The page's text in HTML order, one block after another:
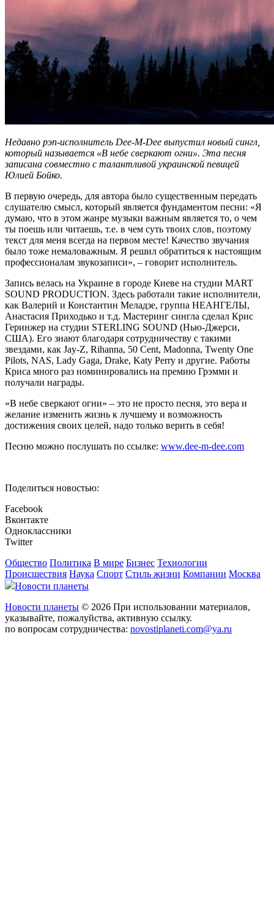
Недавно рэп-исполнитель Dee-M-Dee выпустил новый сингл,
который называется «В небе сверкают огни». Эта песня
записана совместно с талантливой украинской певицей
Юлией Бойко.
В первую очередь, для автора было существенным передать
слушателю смысл, который является фундаментом песни: «Я
думаю, что в этом жанре музыки важным является то, о чем
ты поешь или читаешь, т.е. в чем суть твоих слов, поэтому
текст для меня всегда на первом месте! Качество звучания
было тоже немаловажным. Я решил обратиться к настоящим
профессионалам звукозаписи», – говорит исполнитель.
Запись велась на Украине в городе Киеве на студии MART
SOUND PRODUCTION. Здесь работали такие исполнители,
как Валерий и Константин Меладзе, группа НЕАНГЕЛЫ,
Анастасия Приходько и т.д. Мастеринг сингла сделал Крис
Геринжер на студии STERLING SOUND (Нью-Джерси,
США). Его знают благодаря сотрудничеству с такими
звездами, как Jay-Z, Rihanna, 50 Cent, Madonna, Twenty One
Pilots, NAS, Lady Gaga, Drake, Katy Perry и другие. Работы
Криса много раз номинировались на премию Грэмми и
получали награды.
«В небе сверкают огни» – это не просто песня, это вера и
желание изменить жизнь к лучшему и возможность
достижения своих целей, надо только верить в себя!
Песню можно послушать по ссылке: www.dee-m-dee.com
Поделиться новостью:
Facebook
Вконтакте
Одноклассники
Twitter
Общество Политика В мире Бизнес Технологии
Происшествия Наука Спорт Стиль жизни Компании Москва
Новости планеты
Новости планеты © 2026 При использовании материалов,
указывайте, пожалуйства, активную ссылку.
по вопросам сотрудничества: novostiplaneti.com@ya.ru